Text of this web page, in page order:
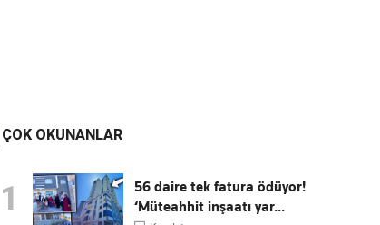
ÇOK OKUNANLAR
1
56 daire tek fatura ödüyor!
‘Müteahhit inşaatı yar...